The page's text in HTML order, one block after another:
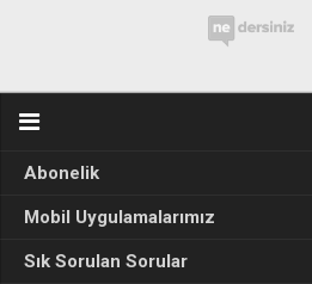
Abonelik
Mobil Uygulamalarımız
Sık Sorulan Sorular